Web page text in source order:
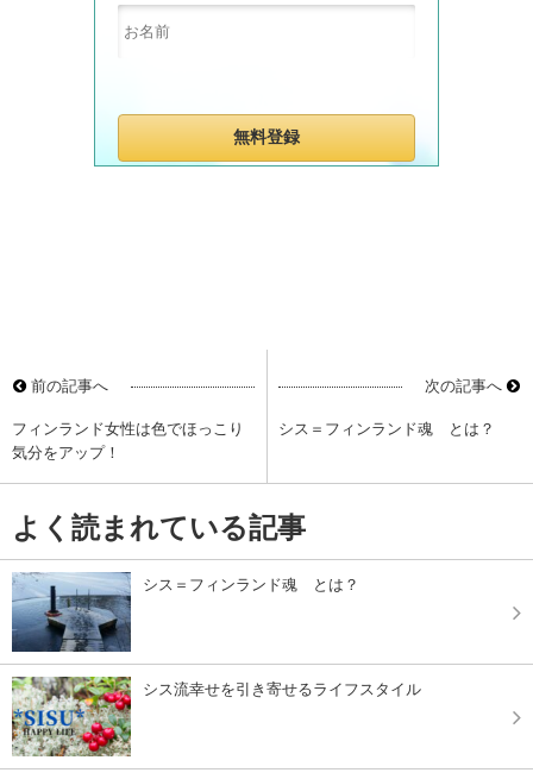
前の記事へ
フィンランド女性は色でほっこり
気分をアップ！
次の記事へ
シス＝フィンランド魂 とは？
よく読まれている記事
シス＝フィンランド魂 とは？
シス流幸せを引き寄せるライフスタイル